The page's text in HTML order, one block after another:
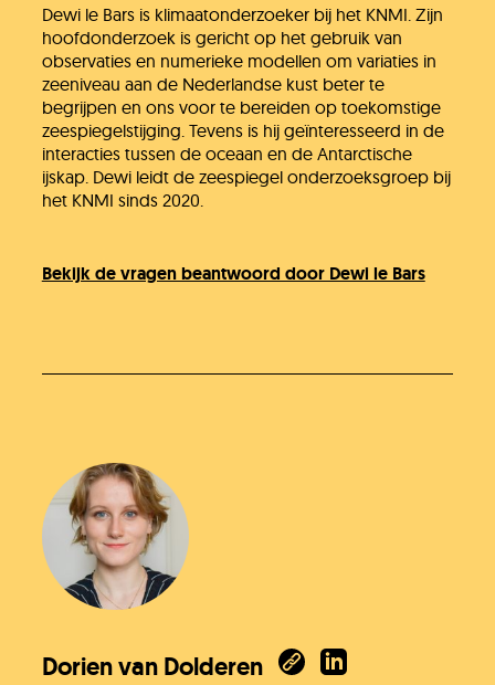
Dewi le Bars is klimaatonderzoeker bij het KNMI. Zijn
hoofdonderzoek is gericht op het gebruik van
observaties en numerieke modellen om variaties in
zeeniveau aan de Nederlandse kust beter te
begrijpen en ons voor te bereiden op toekomstige
zeespiegelstijging. Tevens is hij geïnteresseerd in de
interacties tussen de oceaan en de Antarctische
ijskap. Dewi leidt de zeespiegel onderzoeksgroep bij
het KNMI sinds 2020.
Bekijk de vragen beantwoord door Dewi le Bars
Dorien van Dolderen